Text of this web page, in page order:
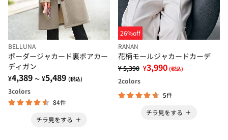
BELLUNA
ボーダージャカード裏ボアカー
ディガン
¥4,389 ～ ¥5,489 (税込)
3colors
84件
チラ見をする
26%off
RANAN
花柄モールジャカードカーデ
¥ 5,390 ¥3,990 (税込)
2colors
5件
チラ見をする